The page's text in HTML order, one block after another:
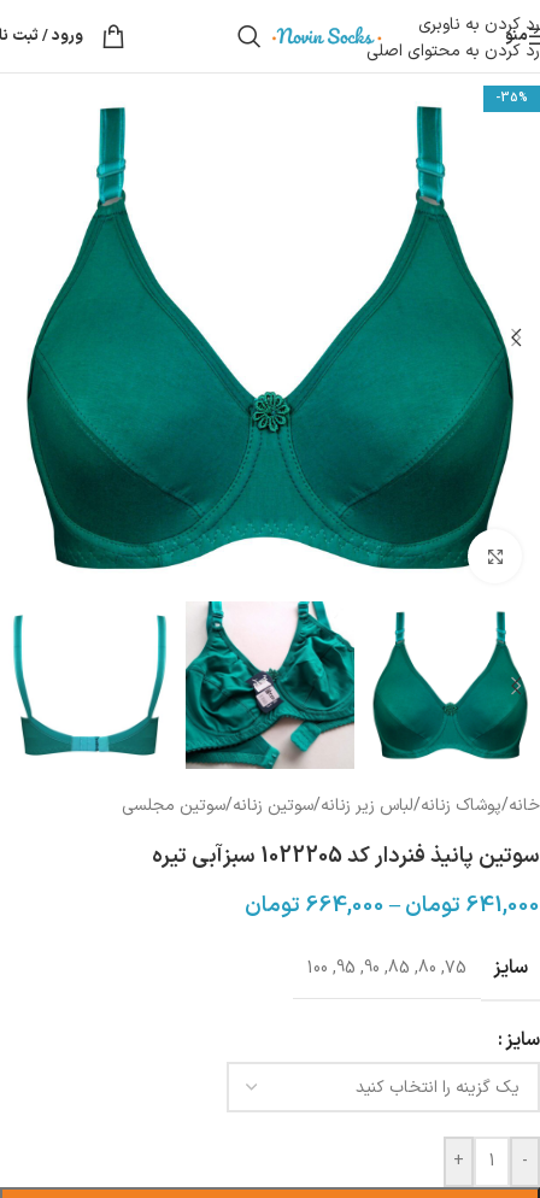
رد کردن به ناوبری
رد کردن به محتوای اصلی
منو ورود / ثبت
-35%
بزرگنمایی تصویر
خانه/پوشاک زنانه/لباس زیر زنانه/سوتین زنانه/سوتین مجلسی
سوتین پانیذ فنردار کد 1022205 سبزآبی تیره
641,000 تومان–
664,000 تومان
سایز 75
,
80
,
85
,
90
,
95
,
100
سایز
-
+